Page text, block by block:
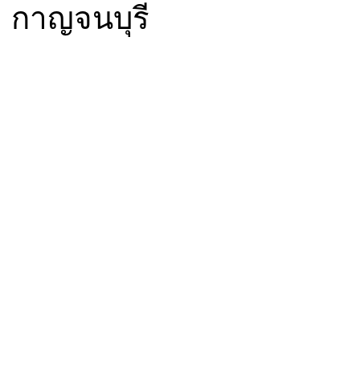
กาญจนบุรี